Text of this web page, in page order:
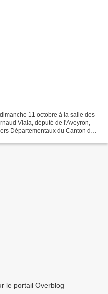
11 octobre à la salle des
Viala, député de l'Aveyron,
Départementaux du Canton de
le portail Overblog